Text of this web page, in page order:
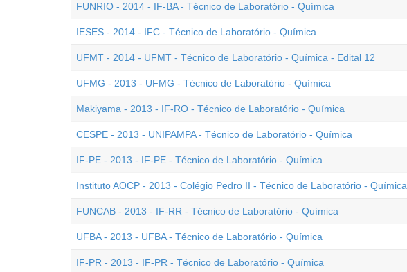
FUNRIO - 2014 - IF-BA - Técnico de Laboratório - Química
IESES - 2014 - IFC - Técnico de Laboratório - Química
UFMT - 2014 - UFMT - Técnico de Laboratório - Química - Edital 12
UFMG - 2013 - UFMG - Técnico de Laboratório - Química
Makiyama - 2013 - IF-RO - Técnico de Laboratório - Química
CESPE - 2013 - UNIPAMPA - Técnico de Laboratório - Química
IF-PE - 2013 - IF-PE - Técnico de Laboratório - Química
Instituto AOCP - 2013 - Colégio Pedro II - Técnico de Laboratório - Química
FUNCAB - 2013 - IF-RR - Técnico de Laboratório - Química
UFBA - 2013 - UFBA - Técnico de Laboratório - Química
IF-PR - 2013 - IF-PR - Técnico de Laboratório - Química